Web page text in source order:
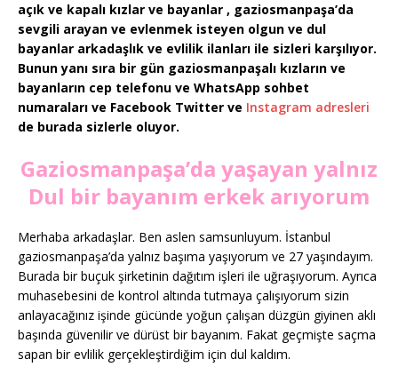
açık ve kapalı kızlar ve bayanlar , gaziosmanpaşa’da
sevgili arayan ve evlenmek isteyen olgun ve dul
bayanlar arkadaşlık ve evlilik ilanları ile sizleri karşılıyor.
Bunun yanı sıra bir gün gaziosmanpaşalı kızların ve
bayanların cep telefonu ve WhatsApp sohbet
numaraları ve Facebook Twitter ve Instagram adresleri
de burada sizlerle oluyor.
Gaziosmanpaşa’da yaşayan yalnız
Dul bir bayanım erkek arıyorum
Merhaba arkadaşlar. Ben aslen samsunluyum. İstanbul
gaziosmanpaşa’da yalnız başıma yaşıyorum ve 27 yaşındayım.
Burada bir buçuk şirketinin dağıtım işleri ile uğraşıyorum. Ayrıca
muhasebesini de kontrol altında tutmaya çalışıyorum sizin
anlayacağınız işinde gücünde yoğun çalışan düzgün giyinen aklı
başında güvenilir ve dürüst bir bayanım. Fakat geçmişte saçma
sapan bir evlilik gerçekleştirdiğim için dul kaldım.